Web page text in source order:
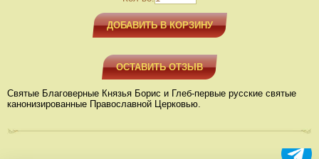
ДОБАВИТЬ В КОРЗИНУ
ОСТАВИТЬ ОТЗЫВ
Святые Благоверные Князья Борис и Глеб-первые русские святые
канонизированные Православной Церковью.